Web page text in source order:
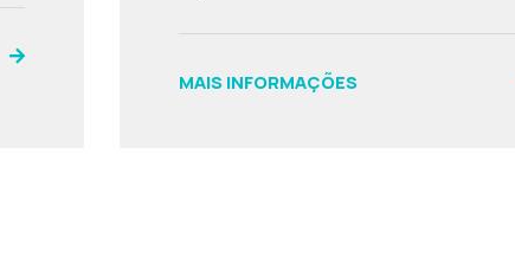
MAIS INFORMAÇÕES